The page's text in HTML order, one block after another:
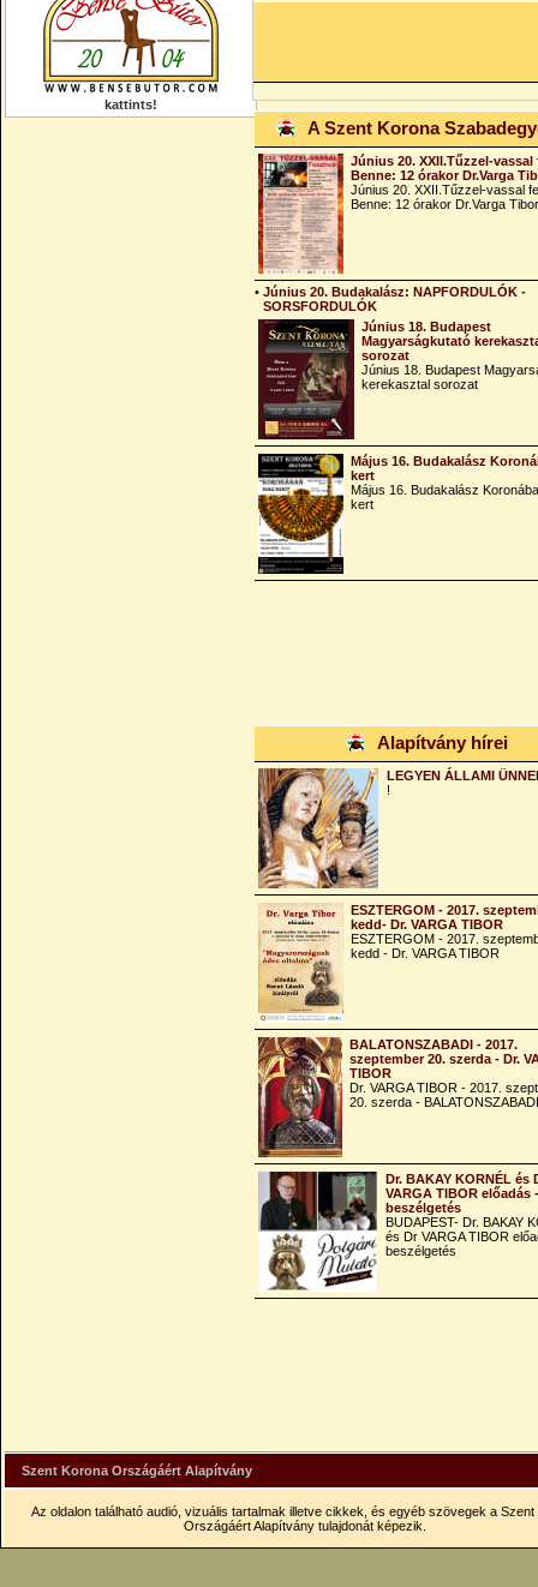
kattints!
A Szent Korona
Június 20. XXII.Tűzzel-
Benne: 12 órakor Dr.Varga
Június 20. XXII.Tűzzel-vassal
Benne: 12 órakor Dr.Varga Tibor
• Június 20. Budakalász: NAPFORDULÓK -
SORSFORDULÓK
Június 18. Budapest
Magyarságkutató
sorozat
Június 18. Budapest
kerekasztal sorozat
Május 16. Budakalász
kert
Május 16. Budakalász
kert
Alapítvány hírei
LEGYEN ÁLLAMI
!
ESZTERGOM - 2017.
kedd- Dr. VARGA TIBOR
ESZTERGOM - 2017.
kedd - Dr. VARGA TIBOR
BALATONSZABADI - 2017.
szeptember 20. szerda - Dr.
TIBOR
Dr. VARGA TIBOR - 2017.
20. szerda - BALATONSZABADI
Dr. BAKAY KORNÉL és
VARGA TIBOR előadás -
beszélgetés
BUDAPEST- Dr. BAKAY
és Dr VARGA TIBOR
beszélgetés
Szent Korona Országáért Alapítvány
Az oldalon található audió, vizuális tartalmak illetve cikkek, és egyéb szövegek a Szent
Országáért Alapítvány tulajdonát képezik.